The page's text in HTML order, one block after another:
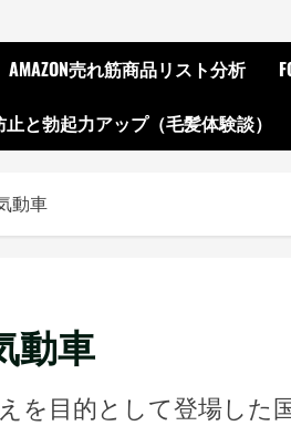
AMAZON売れ筋商品リスト分析
と勃起力アップ（毛髪体験談）
動車
動車
を目的として登場した